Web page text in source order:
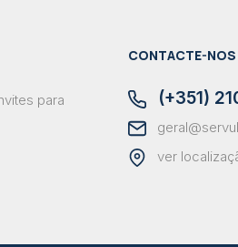
para
CONTACTE-NOS
(+351)
ver